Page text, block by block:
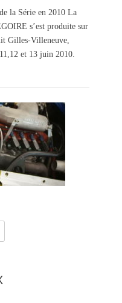
la Série en 2010 La
s’est produite sur
Gilles-Villeneuve,
et 13 juin 2010.